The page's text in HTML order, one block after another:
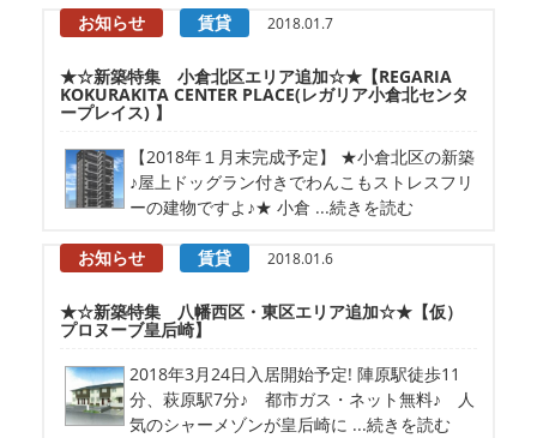
お知らせ 賃貸 2018.01.7
★☆新築特集 小倉北区エリア追加☆★【REGARIA
KOKURAKITA CENTER PLACE(レガリア小倉北センタ
ープレイス) 】
【2018年１月末完成予定】 ★小倉北区の新築
♪屋上ドッグラン付きでわんこもストレスフリ
ーの建物ですよ♪★ 小倉 ...続きを読む
お知らせ 賃貸 2018.01.6
★☆新築特集 八幡西区・東区エリア追加☆★【仮）
プロヌーブ皇后崎】
2018年3月24日入居開始予定! 陣原駅徒歩11
分、萩原駅7分♪ 都市ガス・ネット無料♪ 人
気のシャーメゾンが皇后崎に ...続きを読む